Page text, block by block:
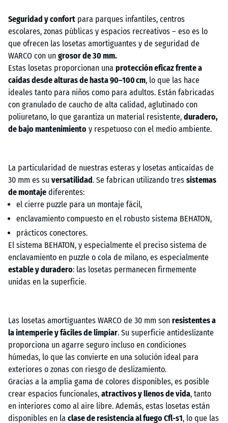
Seguridad y confort para parques infantiles, centros
escolares, zonas públicas y espacios recreativos – eso es lo
que ofrecen las losetas amortiguantes y de seguridad de
WARCO con un grosor de 30 mm.
Estas losetas proporcionan una protección eficaz frente a
caídas desde alturas de hasta 90–100 cm, lo que las hace
ideales tanto para niños como para adultos. Están fabricadas
con granulado de caucho de alta calidad, aglutinado con
poliuretano, lo que garantiza un material resistente, duradero,
de bajo mantenimiento y respetuoso con el medio ambiente.
La particularidad de nuestras esteras y losetas anticaídas de
30 mm es su versatilidad. Se fabrican utilizando tres sistemas
de montaje diferentes:
el cierre puzzle para un montaje fácil,
enclavamiento compuesto en el robusto sistema BEHATON,
prácticos conectores.
El sistema BEHATON, y especialmente el preciso sistema de
enclavamiento en puzzle o cola de milano, es especialmente
estable y duradero: las losetas permanecen firmemente
unidas en la superficie.
Las losetas amortiguantes WARCO de 30 mm son resistentes a
la intemperie y fáciles de limpiar. Su superficie antideslizante
proporciona un agarre seguro incluso en condiciones
húmedas, lo que las convierte en una solución ideal para
exteriores o zonas con riesgo de deslizamiento.
Gracias a la amplia gama de colores disponibles, es posible
crear espacios funcionales, atractivos y llenos de vida, tanto
en interiores como al aire libre. Además, estas losetas están
disponibles en la clase de resistencia al fuego Cfl-s1, lo que las